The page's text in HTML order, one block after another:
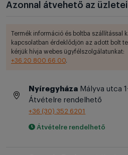
Azonnal átvehető az
Termék információ és boltba szállítással
kapcsolatban érdeklődjön az adott bolt
kérjük hívja webes ügyfélszolgálatunkat:
+36 20 800 66 00.
Nyíregyháza Mályva utca
Átvételre rendelhető
+36 (30) 352 6201
Átvételre rendelhető